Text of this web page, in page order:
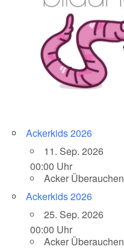
Ackerkids 2026
11. Sep. 2026
00:00 Uhr
Acker Überauchen
Ackerkids 2026
25. Sep. 2026
00:00 Uhr
Acker Überauchen